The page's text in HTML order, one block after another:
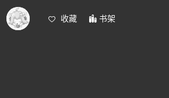
收藏 书架